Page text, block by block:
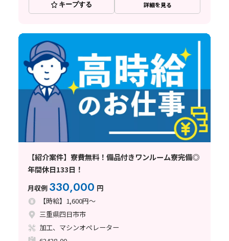
キープする 詳細を見る
【紹介案件】寮費無料！備品付きワンルーム寮完備◎
年間休日133日！
月収例 330,000 円
【時給】1,600円～
三重県四日市市
加工、マシンオペレーター